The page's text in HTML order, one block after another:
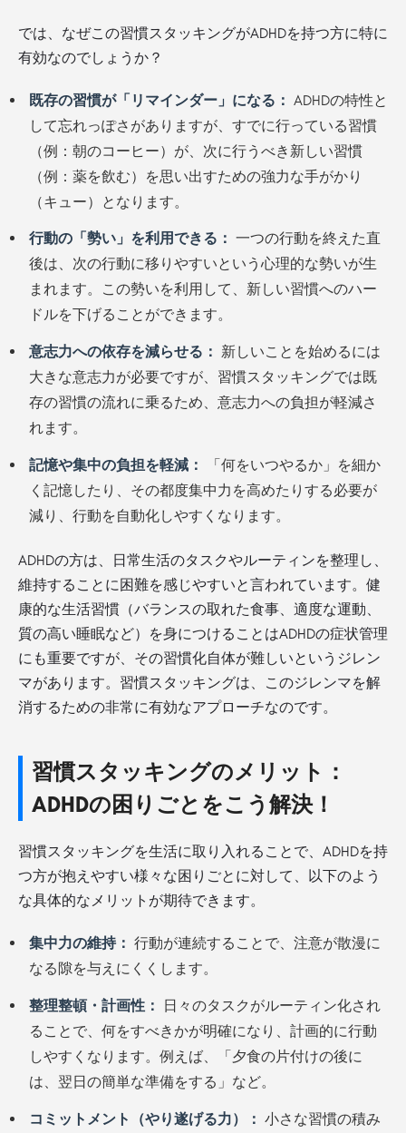
では、なぜこの習慣スタッキングがADHDを持つ方に特に
有効なのでしょうか？
既存の習慣が「リマインダー」になる： ADHDの特性と
して忘れっぽさがありますが、すでに行っている習慣
（例：朝のコーヒー）が、次に行うべき新しい習慣
（例：薬を飲む）を思い出すための強力な手がかり
（キュー）となります。
行動の「勢い」を利用できる： 一つの行動を終えた直
後は、次の行動に移りやすいという心理的な勢いが生
まれます。この勢いを利用して、新しい習慣へのハー
ドルを下げることができます。
意志力への依存を減らせる： 新しいことを始めるには
大きな意志力が必要ですが、習慣スタッキングでは既
存の習慣の流れに乗るため、意志力への負担が軽減さ
れます。
記憶や集中の負担を軽減：
「何をいつやるか」を細か
く記憶したり、その都度集中力を高めたりする必要が
減り、行動を自動化しやすくなります。
ADHDの方は、日常生活のタスクやルーティンを整理し、
維持することに困難を感じやすいと言われています。健
康的な生活習慣（バランスの取れた食事、適度な運動、
質の高い睡眠など）を身につけることはADHDの症状管理
にも重要ですが、その習慣化自体が難しいというジレン
マがあります。習慣スタッキングは、このジレンマを解
消するための非常に有効なアプローチなのです。
習慣スタッキングのメリット：
ADHDの困りごとをこう解決！
習慣スタッキングを生活に取り入れることで、ADHDを持
つ方が抱えやすい様々な困りごとに対して、以下のよう
な具体的なメリットが期待できます。
集中力の維持： 行動が連続することで、注意が散漫に
なる隙を与えにくくします。
整理整頓・計画性：
日々のタスクがルーティン化され
ることで、何をすべきかが明確になり、計画的に行動
しやすくなります。例えば、「夕食の片付けの後に
は、翌日の簡単な準備をする」など。
コミットメント（やり遂げる力）： 小さな習慣の積み